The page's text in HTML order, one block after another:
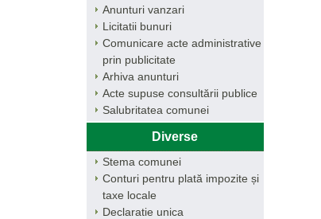
Anunturi vanzari
Licitatii bunuri
Comunicare acte administrative
prin publicitate
Arhiva anunturi
Acte supuse consultării publice
Salubritatea comunei
Diverse
Stema comunei
Conturi pentru plată impozite și
taxe locale
Declaratie unica